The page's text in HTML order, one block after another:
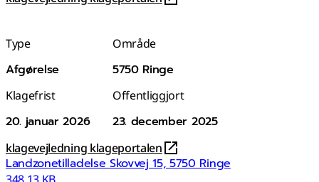
Type
Afgørelse
Område
5750 Ringe
Klagefrist
20. januar 2026
Offentliggjort
23. december 2025
klagevejledning klageportalen
Landzonetilladelse Skovvej 15, 5750 Ringe